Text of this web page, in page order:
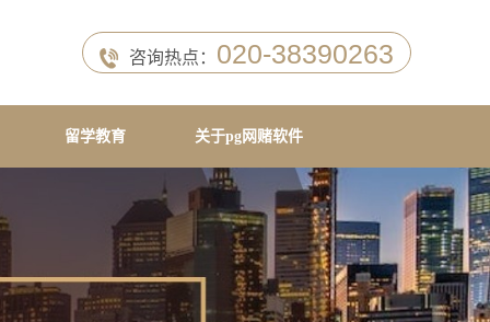
咨询热点： 020-38390263
留学教育 关于pg网赌软件